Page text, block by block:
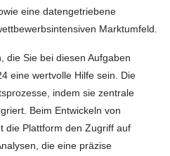
eine datengetriebene
Marktumfeld.
die Sie bei diesen Aufgaben
eine wertvolle Hilfe sein. Die
indem sie zentrale
Beim Entwickeln von
die Plattform den Zugriff auf
die eine präzise